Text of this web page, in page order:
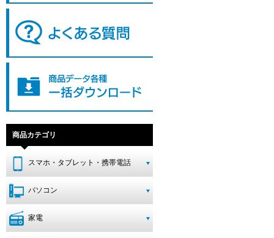
商品カテゴリ
スマホ・タブレット・携帯電話
パソコン
家電